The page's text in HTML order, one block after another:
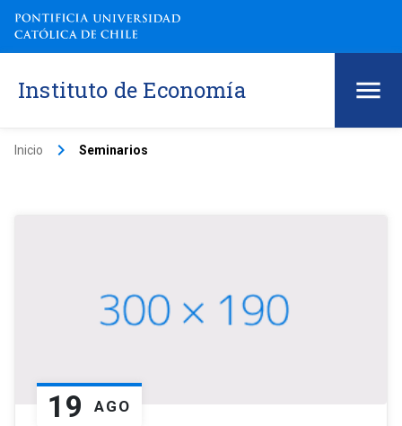
Instituto de Economía
Inicio keyboard_arrow_right Seminarios
19 AGO